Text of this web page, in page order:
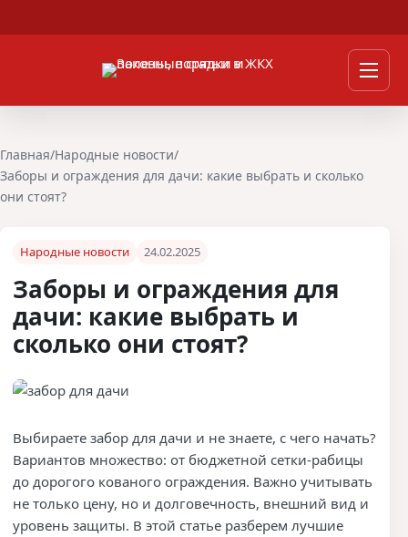
Меню
Главная/Народные новости/
Заборы и ограждения для дачи: какие выбрать и сколько
они стоят?
Народные новости 24.02.2025
Заборы и ограждения для
дачи: какие выбрать и
сколько они стоят?
Выбираете забор для дачи и не знаете, с чего начать?
Вариантов множество: от бюджетной сетки-рабицы
до дорогого кованого ограждения. Важно учитывать
не только цену, но и долговечность, внешний вид и
уровень защиты. В этой статье разберем лучшие